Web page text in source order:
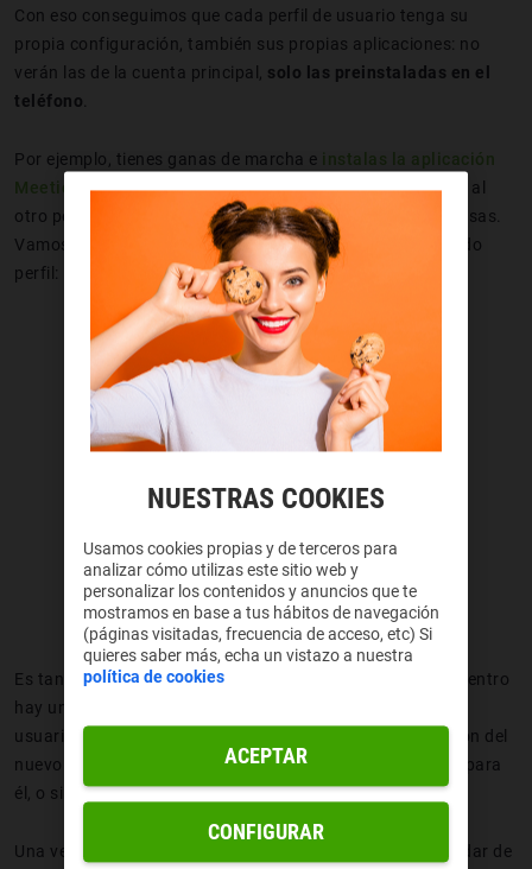
Con eso conseguimos que cada perfil de usuario tenga su
propia configuración, también sus propias aplicaciones: no
verán las de la cuenta principal, solo las preinstaladas en el
teléfono
Por ejemplo, tienes ganas de marcha e instalas la aplicación
Meetic
en tu perfil de usuario predeterminado, al cambiar al
otro perfil no tendrá constancia de tus actividades amorosas.
Vamos a ver cómo es el proceso de creación de un segundo
perfil:
Es tan sencillo como irte a “
”, dentro
hay una opción “varios usuarios” y allí podremos “añadir
usuario”. Allí terminaremos de dar forma a la configuración del
nuevo usuario, pudiendo elegir una nueva cuenta Google para
él, o simplementeusarlo como invitado.
Una vez creados los diferentes perfiles te tienes que acordar de
NUESTRAS COOKIES
Usamos cookies propias y de terceros para
analizar cómo utilizas este sitio web y
personalizar los contenidos y anuncios que te
mostramos en base a tus hábitos de navegación
(páginas visitadas, frecuencia de acceso, etc) Si
quieres saber más, echa un vistazo a nuestra
política de cookies
ACEPTAR
CONFIGURAR